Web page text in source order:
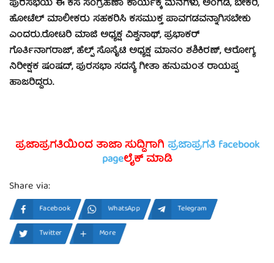
ಪುರಸಭೆಯ ಈ ಕಸ ಸಂಗ್ರಹಣಾ ಕಾರ್ಯಕ್ಕೆ ಮನೆಗಳು, ಅಂಗಡಿ, ಬೇಕರಿ,
ಹೋಟೆಲ್ ಮಾಲೀಕರು ಸಹಕರಿಸಿ ಕಸಮುಕ್ತ ಪಾವಗಡವನ್ನಾಗಿಸಬೇಕು
ಎಂದರು.ರೋಟರಿ ಮಾಜಿ ಅಧ್ಯಕ್ಷ ವಿಶ್ವನಾಥ್, ಪ್ರಭಾಕರ್
ಗೊರ್ತಿನಾಗರಾಜ್, ಹೆಲ್ಪ್ ಸೊಸೈಟಿ ಅಧ್ಯಕ್ಷ ಮಾನಂ ಶಶಿಕಿರಣ್, ಆರೋಗ್ಯ
ನಿರೀಕ್ಷಕ ಷಂಷದ್, ಪುರಸಭಾ ಸದಸ್ಯೆ ಗೀತಾ ಹನುಮಂತ ರಾಯಪ್ಪ
ಹಾಜರಿದ್ದರು.
ಪ್ರಜಾಪ್ರಗತಿಯಿಂದ ತಾಜಾ ಸುದ್ದಿಗಾಗಿ ಪ್ರಜಾಪ್ರಗತಿ facebook
pageಲೈಕ್ ಮಾಡಿ
Share via:
Facebook WhatsApp
Telegram
Twitter
More